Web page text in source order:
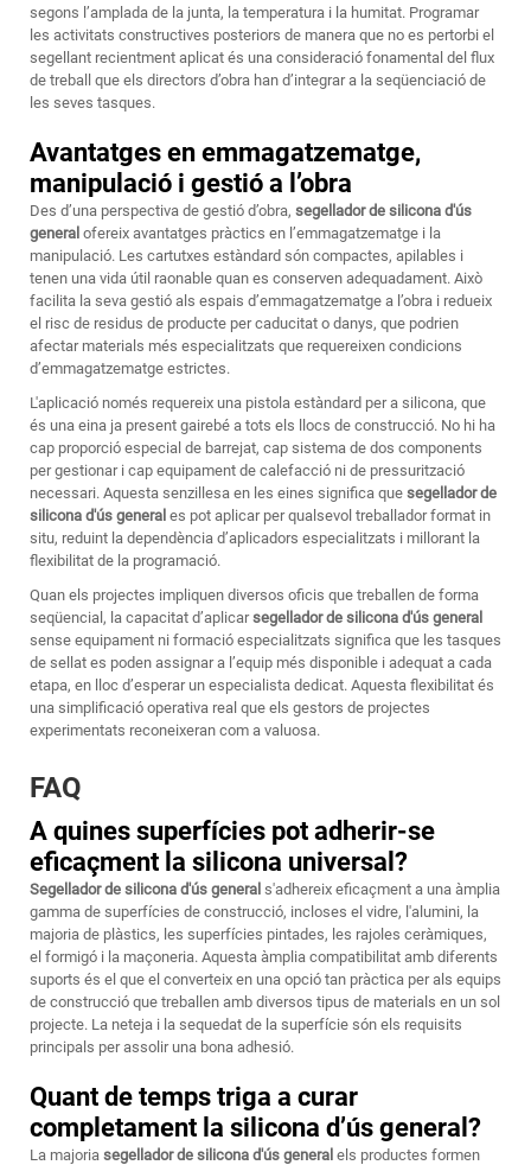
segons l’amplada de la junta, la temperatura i la humitat. Programar
les activitats constructives posteriors de manera que no es pertorbi el
segellant recientment aplicat és una consideració fonamental del flux
de treball que els directors d’obra han d’integrar a la seqüenciació de
les seves tasques.
Avantatges en emmagatzematge,
manipulació i gestió a l’obra
Des d’una perspectiva de gestió d’obra, segellador de silicona d'ús
general ofereix avantatges pràctics en l’emmagatzematge i la
manipulació. Les cartutxes estàndard són compactes, apilables i
tenen una vida útil raonable quan es conserven adequadament. Això
facilita la seva gestió als espais d’emmagatzematge a l’obra i redueix
el risc de residus de producte per caducitat o danys, que podrien
afectar materials més especialitzats que requereixen condicions
d’emmagatzematge estrictes.
L'aplicació només requereix una pistola estàndard per a silicona, que
és una eina ja present gairebé a tots els llocs de construcció. No hi ha
cap proporció especial de barrejat, cap sistema de dos components
per gestionar i cap equipament de calefacció ni de pressurització
necessari. Aquesta senzillesa en les eines significa que segellador de
silicona d'ús general es pot aplicar per qualsevol treballador format in
situ, reduint la dependència d’aplicadors especialitzats i millorant la
flexibilitat de la programació.
Quan els projectes impliquen diversos oficis que treballen de forma
seqüencial, la capacitat d’aplicarsegellador de silicona d'ús general
sense equipament ni formació especialitzats significa que les tasques
de sellat es poden assignar a l’equip més disponible i adequat a cada
etapa, en lloc d’esperar un especialista dedicat. Aquesta flexibilitat és
una simplificació operativa real que els gestors de projectes
experimentats reconeixeran com a valuosa.
FAQ
A quines superfícies pot adherir-se
eficaçment la silicona universal?
Segellador de silicona d'ús general s'adhereix eficaçment a una àmplia
gamma de superfícies de construcció, incloses el vidre, l'alumini, la
majoria de plàstics, les superfícies pintades, les rajoles ceràmiques,
el formigó i la maçoneria. Aquesta àmplia compatibilitat amb diferents
suports és el que el converteix en una opció tan pràctica per als equips
de construcció que treballen amb diversos tipus de materials en un sol
projecte. La neteja i la sequedat de la superfície són els requisits
principals per assolir una bona adhesió.
Quant de temps triga a curar
completament la silicona d’ús general?
La majoria segellador de silicona d'ús general els productes formen